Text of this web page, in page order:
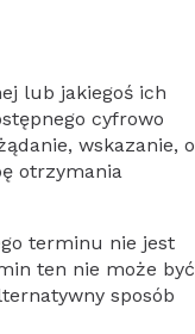
lub jakiegoś ich
cyfrowo
wskazanie, o
otrzymania
terminu nie jest
ten nie może być
sposób